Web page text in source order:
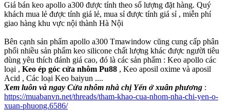
Giá bán keo apollo a300 được tính theo số lượng đặt hàng. Quý
khách mua lẻ được tính giá lẻ, mua sỉ được tính giá sỉ , miễn phí
giao hàng khu vực nội thành Hà Nội
Bên cạnh sản phẩm apollo a300 Tmawindow cũng cung cấp phân
phối nhiều sản phẩm keo silicone chất lượng khác được người tiêu
dùng yêu thích đánh giá cao, đó là các sản phẩm : Keo apollo các
loại , Keo ép góc cửa nhôm Pu88 , Keo aposil oxime và aposil
Acid , Các loại Keo baiyun ....
Xem luôn và ngay Cửa nhôm nhà chị Yến ở xuân phương :
https://muabanvn.net/threads/tham-khao-cua-nhom-nha-chi-yen-o-
xuan-phuong.6586/